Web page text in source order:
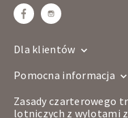
Dla klientów
Pomocna informacja
Zasady czarterowego
lotniczych z wylotami